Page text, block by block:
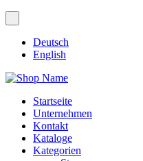
Deutsch
English
Startseite
Unternehmen
Kontakt
Kataloge
Kategorien